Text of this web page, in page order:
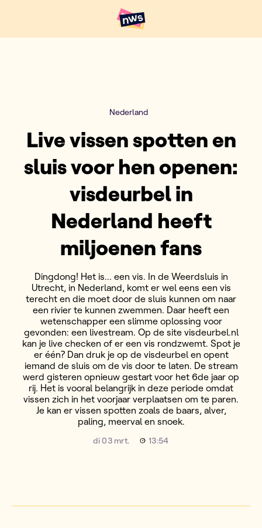
Hoofdpunten VRT NWS
Nederland
Live vissen spotten en
sluis voor hen openen:
visdeurbel in
Nederland heeft
miljoenen fans
Dingdong! Het is... een vis. In de Weerdsluis in
Utrecht, in Nederland, komt er wel eens een vis
terecht en die moet door de sluis kunnen om naar
een rivier te kunnen zwemmen. Daar heeft een
wetenschapper een slimme oplossing voor
gevonden: een livestream. Op de site visdeurbel.nl
kan je live checken of er een vis rondzwemt. Spot je
er één? Dan druk je op de visdeurbel en opent
iemand de sluis om de vis door te laten. De stream
werd gisteren opnieuw gestart voor het 6de jaar op
rij. Het is vooral belangrijk in deze periode omdat
vissen zich in het voorjaar verplaatsen om te paren.
Je kan er vissen spotten zoals de baars, alver,
paling, meerval en snoek.
di 03 mrt. 13:54